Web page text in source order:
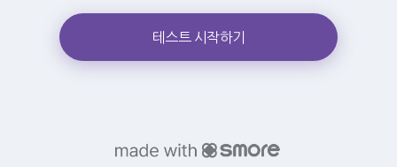
테스트 시작하기